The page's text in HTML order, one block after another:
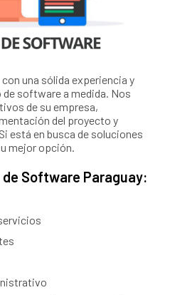
una sólida experiencia y
software a medida. Nos
de su empresa,
del proyecto y
está en busca de soluciones
mejor opción.
Software Paraguay: